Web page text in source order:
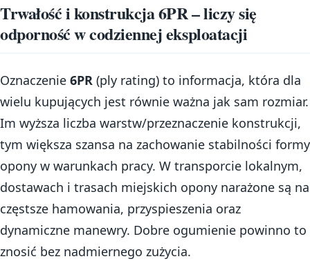
Trwałość i konstrukcja 6PR – liczy się
odporność w codziennej eksploatacji
Oznaczenie 6PR (ply rating) to informacja, która dla
wielu kupujących jest równie ważna jak sam rozmiar.
Im wyższa liczba warstw/przeznaczenie konstrukcji,
tym większa szansa na zachowanie stabilności formy
opony w warunkach pracy. W transporcie lokalnym,
dostawach i trasach miejskich opony narażone są na
częstsze hamowania, przyspieszenia oraz
dynamiczne manewry. Dobre ogumienie powinno to
znosić bez nadmiernego zużycia.